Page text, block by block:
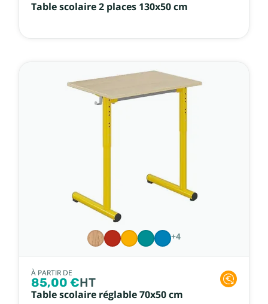
Table scolaire 2 places 130x50 cm
+4
À PARTIR DE
85,00 €HT
Table scolaire réglable 70x50 cm